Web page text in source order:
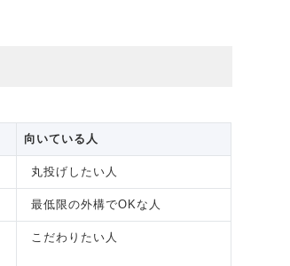
向いている人
丸投げしたい人
最低限の外構でOKな人
こだわりたい人